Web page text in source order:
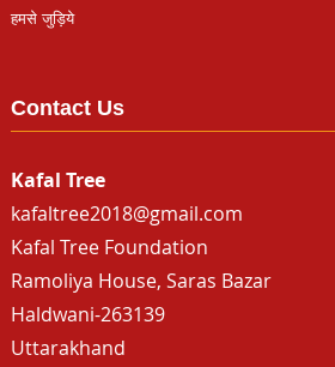
हमसे जुड़िये
Contact Us
Kafal Tree
kafaltree2018@gmail.com
Kafal Tree Foundation
Ramoliya House, Saras Bazar
Haldwani-263139
Uttarakhand